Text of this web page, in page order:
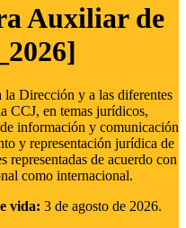
Auxiliar de
la Dirección y a las diferentes
CCJ, en temas jurídicos,
información y comunicación
y representación jurídica de
representadas de acuerdo con
como internacional.
vida: 3 de agosto de 2026.